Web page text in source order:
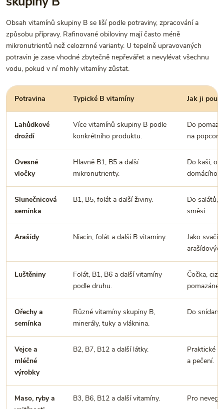
Obsah vitamínů skupiny B se liší podle potraviny, zpracování a
způsobu přípravy. Rafinované obiloviny mají často méně
mikronutrientů než celozrnné varianty. U tepelně upravovaných
potravin je zase vhodné zbytečně nepřevářet a nevylévat všechnu
vodu, pokud v ní mohly vitamíny zůstat.
Potravina Typické B vitamíny Jak ji
Lahůdkové
droždí
Více vitamínů skupiny B podle
konkrétního produktu.
Do
na
Ovesné
vločky
Hlavně B1, B5 a další
mikronutrienty.
Do kaší,
domácího
Slunečnicová
semínka
B1, B5, folát a další živiny.
Do salátů,
směsí.
Arašídy Niacin, folát a další B vitamíny.
Jako
Luštěniny
Folát, B1, B6 a další vitamíny
podle druhu.
Čočka,
Ořechy a
semínka
Různé vitamíny skupiny B,
minerály, tuky a vláknina.
Do
Vejce a
mléčné
výrobky
B2, B7, B12 a další látky.
Praktické
a pečení.
Maso, ryby a
B3, B6, B12 a další vitamíny. Pro